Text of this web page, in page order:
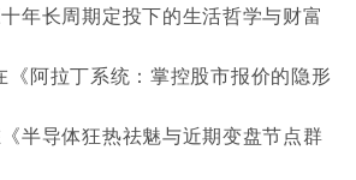
年长周期定投下的生活哲学与财富
《阿拉丁系统：掌控股市报价的隐形
半导体狂热祛魅与近期变盘节点群